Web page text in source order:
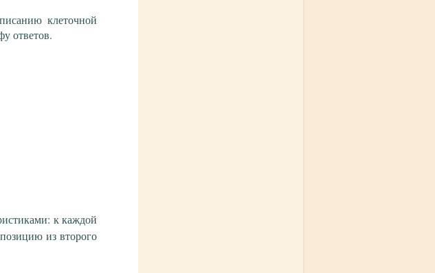
клеточной
ответов.
к каждой
из второго